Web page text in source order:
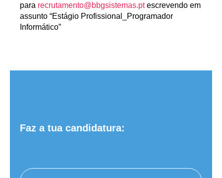
para recrutamento@bbgsistemas.ptescrevendo em
assunto “Estágio Profissional_Programador
Informático”
Faz a tua candidatura: